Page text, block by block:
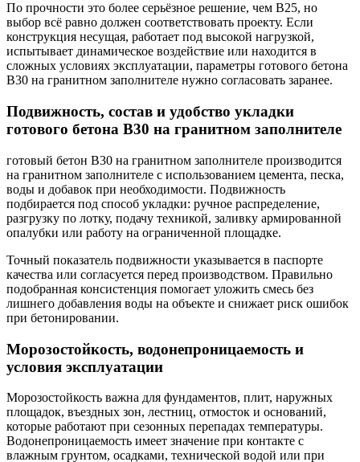
По прочности это более серьёзное решение, чем В25, но
выбор всё равно должен соответствовать проекту. Если
конструкция несущая, работает под высокой нагрузкой,
испытывает динамическое воздействие или находится в
сложных условиях эксплуатации, параметры готового бетона
В30 на гранитном заполнителе нужно согласовать заранее.
Подвижность, состав и удобство укладки
готового бетона В30 на гранитном заполнителе
готовый бетон В30 на гранитном заполнителе производится
на гранитном заполнителе с использованием цемента, песка,
воды и добавок при необходимости. Подвижность
подбирается под способ укладки: ручное распределение,
разгрузку по лотку, подачу техникой, заливку армированной
опалубки или работу на ограниченной площадке.
Точный показатель подвижности указывается в паспорте
качества или согласуется перед производством. Правильно
подобранная консистенция помогает уложить смесь без
лишнего добавления воды на объекте и снижает риск ошибок
при бетонировании.
Морозостойкость, водонепроницаемость и
условия эксплуатации
Морозостойкость важна для фундаментов, плит, наружных
площадок, въездных зон, лестниц, отмосток и оснований,
которые работают при сезонных перепадах температуры.
Водонепроницаемость имеет значение при контакте с
влажным грунтом, осадками, технической водой или при